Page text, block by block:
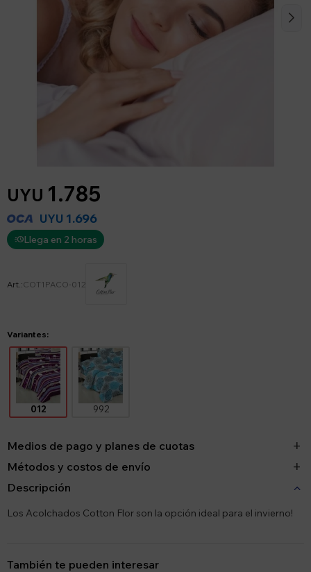
UYU 1.785
UYU 1.696
Llega en 2 horas
COT1PACO-012
Variantes:
012 992
Medios de pago y planes de cuotas
Métodos y costos de envío
Descripción
Los Acolchados Cotton Flor son la opción ideal para el invierno!
También te pueden interesar